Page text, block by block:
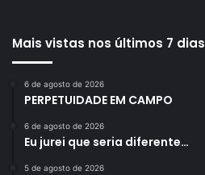
Mais vistas nos últimos 7 dias
6 de agosto de 2026
PERPETUIDADE EM CAMPO
6 de agosto de 2026
Eu jurei que seria diferente…
5 de agosto de 2026